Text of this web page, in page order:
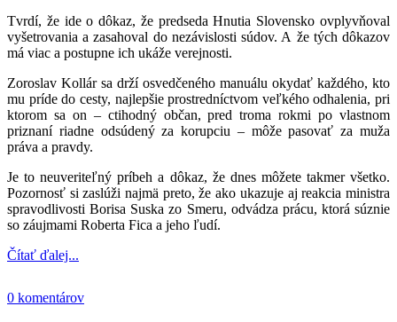
Tvrdí, že ide o dôkaz, že predseda Hnutia Slovensko ovplyvňoval
vyšetrovania a zasahoval do nezávislosti súdov. A že tých dôkazov
má viac a postupne ich ukáže verejnosti.
Zoroslav Kollár sa drží osvedčeného manuálu okydať každého, kto
mu príde do cesty, najlepšie prostredníctvom veľkého odhalenia, pri
ktorom sa on – ctihodný občan, pred troma rokmi po vlastnom
priznaní riadne odsúdený za korupciu – môže pasovať za muža
práva a pravdy.
Je to neuveriteľný príbeh a dôkaz, že dnes môžete takmer všetko.
Pozornosť si zaslúži najmä preto, že ako ukazuje aj reakcia ministra
spravodlivosti Borisa Suska zo Smeru, odvádza prácu, ktorá súznie
so záujmami Roberta Fica a jeho ľudí.
Čítať ďalej...
0 komentárov